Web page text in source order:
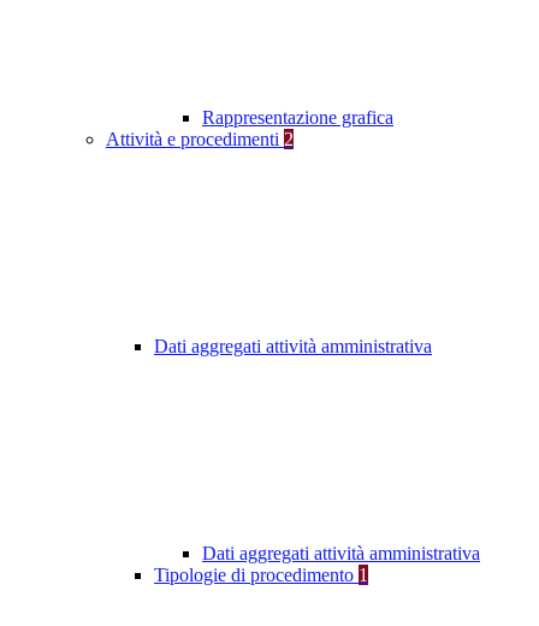
Rappresentazione grafica
Attività e procedimenti 2
Dati aggregati attività amministrativa
Dati aggregati attività amministrativa
Tipologie di procedimento 1